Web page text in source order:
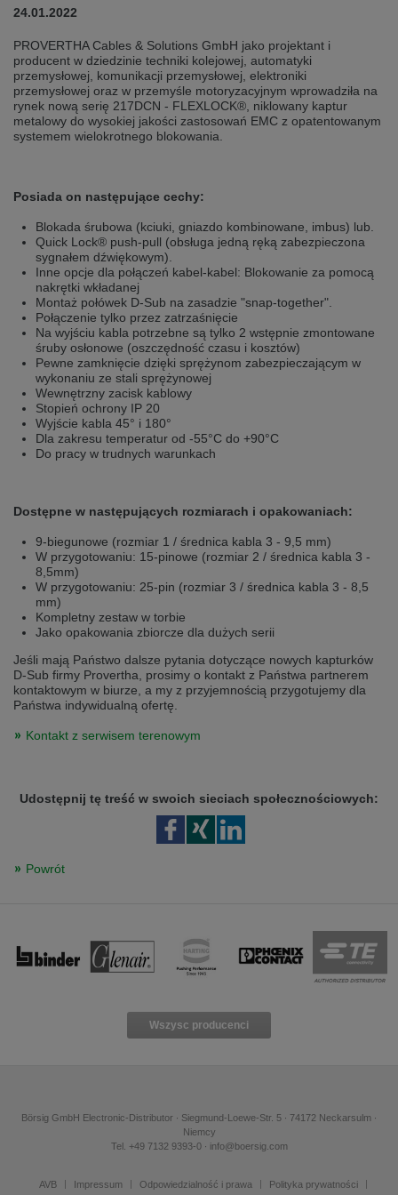
selected one. This website is also available in German. Would you like to
switch to the German version?
Switch to German version Stay on this version
Wir haben erkannt, dass ihr Browser eine andere Sprache als die derzeit
angezeigte bevorzugt. Diese Webseite ist auch auf Deutsch verfügbar.
Möchten Sie zur Deutschen Version wechseln?
selected one. This website is also available in Czech. Would you like to
Switch to Czech version Stay on this version
Zdá se, že Váš prohlížeč je v jiném jazyce, než jaký je momentálně používán.
Tato stránka je k dispozici i v češtině. Chcete přepnout na českou verzi?
Přepnout na českou verzi Zůstaňte v této verzi
Váš prohlížeč se zdá být v jiném jazyce, než je právě používaný jazyk. Tato
stránka je také k dispozici v němčině. Přejete si přejít na německou verzi?
Přepněte na německou verzi
Wir haben erkannt, dass ihr Browser eine andere Sprache als die derzeit
angezeigte bevorzugt. Diese Webseite ist auch auf Deutsch verfügbar.
Zur deutschen Version wechseln Auf dieser Version bleiben
Váš prohlížeč se zdá být v jiném jazyce, než je právě používaný jazyk. Tato
stránka je k dispozici také v angličtině. Přejete si přepnout na anglickou
verzi?
Přepněte na anglickou verzi
selected one. This website is also available in English. Would you like to
switch to the English version?
Switch to English version Stay on this version
24.01.2022
PROVERTHA Cables & Solutions GmbH jako projektant i
producent w dziedzinie techniki kolejowej, automatyki
przemysłowej, komunikacji przemysłowej, elektroniki
przemysłowej oraz w przemyśle motoryzacyjnym wprowadziła na
rynek nową serię 217DCN - FLEXLOCK®, niklowany kaptur
metalowy do wysokiej jakości zastosowań EMC z opatentowanym
systemem wielokrotnego blokowania.
Posiada on następujące cechy:
Blokada śrubowa (kciuki, gniazdo kombinowane, imbus) lub.
Quick Lock® push-pull (obsługa jedną ręką zabezpieczona
sygnałem dźwiękowym).
Inne opcje dla połączeń kabel-kabel: Blokowanie za pomocą
nakrętki wkładanej
Montaż połówek D-Sub na zasadzie "snap-together".
Połączenie tylko przez zatrzaśnięcie
Na wyjściu kabla potrzebne są tylko 2 wstępnie zmontowane
śruby osłonowe (oszczędność czasu i kosztów)
Pewne zamknięcie dzięki sprężynom zabezpieczającym w
wykonaniu ze stali sprężynowej
Wewnętrzny zacisk kablowy
Stopień ochrony IP 20
Wyjście kabla 45° i 180°
Dla zakresu temperatur od -55°C do +90°C
Do pracy w trudnych warunkach
Dostępne w następujących rozmiarach i opakowaniach:
9-biegunowe (rozmiar 1 / średnica kabla 3 - 9,5 mm)
W przygotowaniu: 15-pinowe (rozmiar 2 / średnica kabla 3 -
8,5mm)
W przygotowaniu: 25-pin (rozmiar 3 / średnica kabla 3 - 8,5
mm)
Kompletny zestaw w torbie
Jako opakowania zbiorcze dla dużych serii
Jeśli mają Państwo dalsze pytania dotyczące nowych kapturków
D-Sub firmy Provertha, prosimy o kontakt z Państwa partnerem
kontaktowym w biurze, a my z przyjemnością przygotujemy dla
Państwa indywidualną ofertę.
Kontakt z serwisem terenowym
Udostępnij tę treść w swoich sieciach społecznościowych:
Powrót
Wszysc producenci
Börsig GmbH Electronic-Distributor ∙ Siegmund-Loewe-Str. 5 ∙ 74172 Neckarsulm ∙
Niemcy
Tel. +49 7132 9393-0 ∙ info@boersig.com
AVB Impressum Odpowiedzialność i prawa
Polityka prywatności